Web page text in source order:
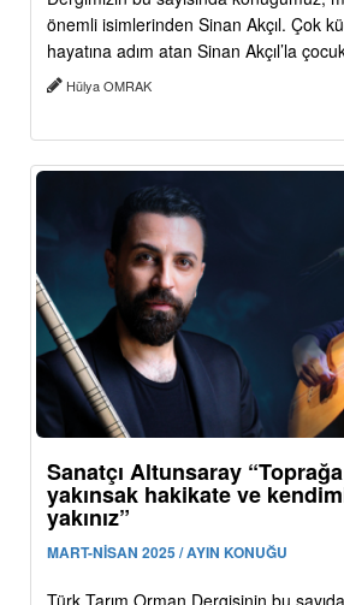
önemli isimlerinden Sinan Akçıl. Çok
hayatına adım atan Sinan Akçıl’la
Hülya OMRAK
Sanatçı Altunsaray
yakınsak hakikate ve
yakınız”
MART-NİSAN 2025 / AYIN KONUĞU
Türk Tarım Orman Dergisinin bu